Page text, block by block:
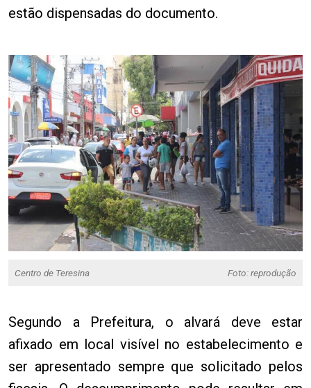
estão dispensadas do documento.
Centro de Teresina Foto: reprodução
Segundo a Prefeitura, o alvará deve estar
afixado em local visível no estabelecimento e
ser apresentado sempre que solicitado pelos